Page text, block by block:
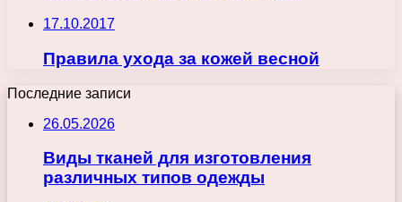
17.10.2017
Правила ухода за кожей весной
Последние записи
26.05.2026
Виды тканей для изготовления
различных типов одежды